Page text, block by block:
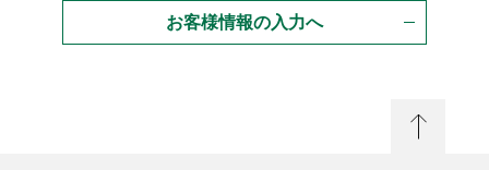
お客様情報の入力へ